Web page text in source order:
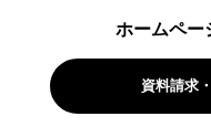
ホームペー
資料請求